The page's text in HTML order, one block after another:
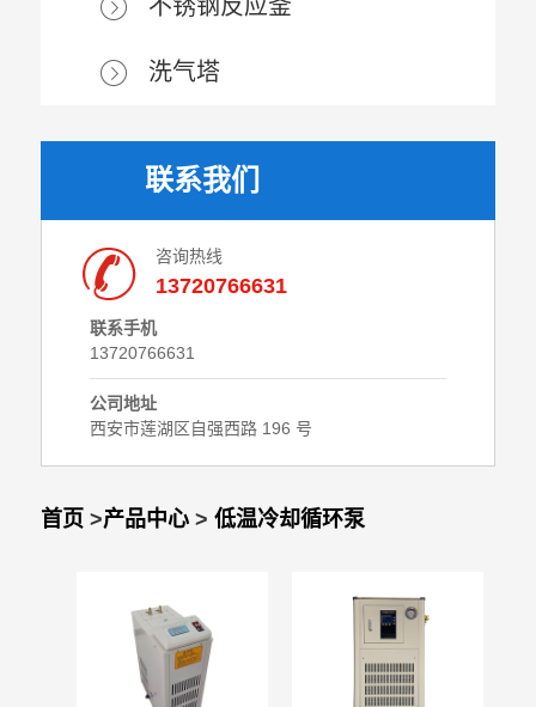
不锈钢反应釜
洗气塔
联系我们
咨询热线
13720766631
联系手机
13720766631
公司地址
西安市莲湖区自强西路 196 号
首页 >产品中心> 低温冷却循环泵